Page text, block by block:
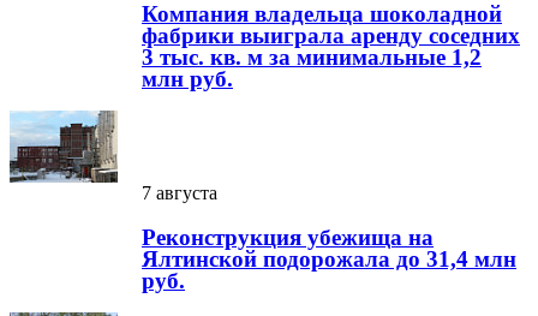
Компания владельца шоколадной
фабрики выиграла аренду соседних
3 тыс. кв. м за минимальные 1,2
млн руб.
7 августа
Реконструкция убежища на
Ялтинской подорожала до 31,4 млн
руб.